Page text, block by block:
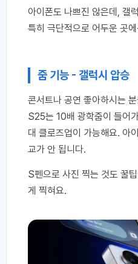
아이폰도 나쁘진 않은데, 갤
특히 극단적으로 어두운 곳
줌 기능 - 갤럭시 압승
콘서트나 공연 좋아하시는
S25는 10배 광학줌이 들어
대 클로즈업이 가능해요. 아
교가 안 됩니다.
S펜으로 사진 찍는 것도 꿀
게 찍혀요.